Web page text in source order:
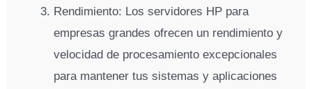
Rendimiento: Los servidores HP para
empresas grandes ofrecen un rendimiento y
velocidad de procesamiento excepcionales
para mantener tus sistemas y aplicaciones